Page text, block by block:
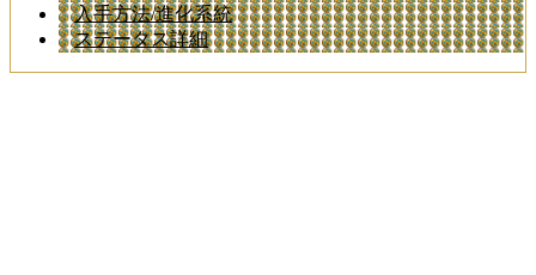
入手方法/進化系統
ステータス詳細